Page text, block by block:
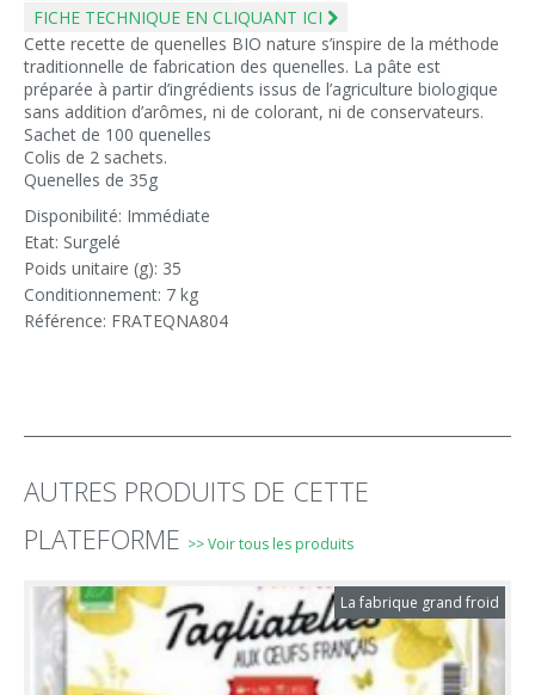
FICHE TECHNIQUE EN CLIQUANT ICI
Cette recette de quenelles BIO nature s’inspire de la méthode
traditionnelle de fabrication des quenelles. La pâte est
préparée à partir d’ingrédients issus de l’agriculture biologique
sans addition d’arômes, ni de colorant, ni de conservateurs.
Sachet de 100 quenelles
Colis de 2 sachets.
Quenelles de 35g
Disponibilité: Immédiate
Etat: Surgelé
Poids unitaire (g): 35
Conditionnement: 7 kg
Référence: FRATEQNA804
AUTRES PRODUITS DE CETTE
PLATEFORME >> Voir tous les produits
La fabrique grand froid